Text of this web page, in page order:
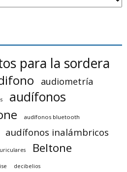
para la sordera
audiometría
audífonos
audífonos bluetooth
audífonos inalámbricos
Beltone
decibelios